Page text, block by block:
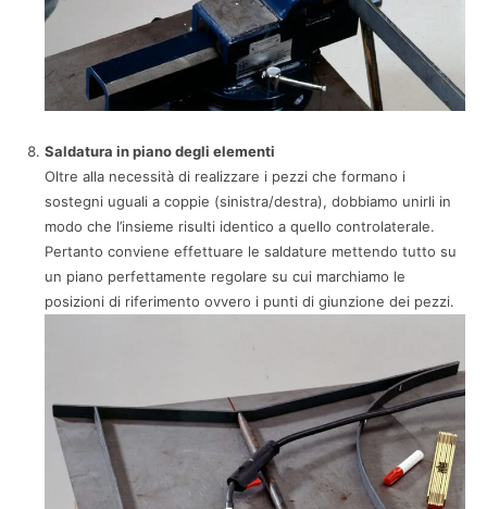
Saldatura in piano degli elementi
Oltre alla necessità di realizzare i pezzi che formano i
sostegni uguali a coppie (sinistra/destra), dobbiamo unirli in
modo che l’insieme risulti identico a quello controlaterale.
Pertanto conviene effettuare le saldature mettendo tutto su
un piano perfettamente regolare su cui marchiamo le
posizioni di riferimento ovvero i punti di giunzione dei pezzi.